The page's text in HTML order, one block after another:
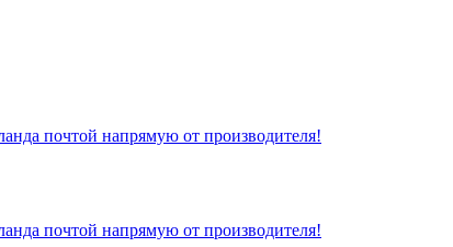
почтой напрямую от производителя!
почтой напрямую от производителя!